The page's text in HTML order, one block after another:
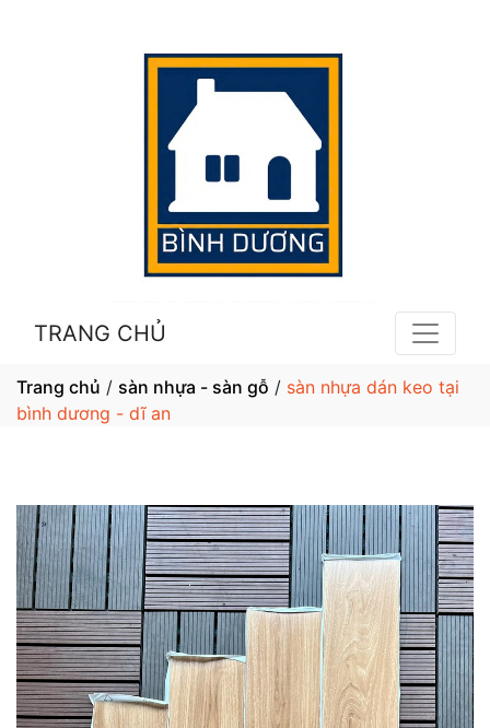
TRANG CHỦ
Trang chủ / sàn nhựa - sàn gỗ / sàn nhựa dán keo tại
bình dương - dĩ an